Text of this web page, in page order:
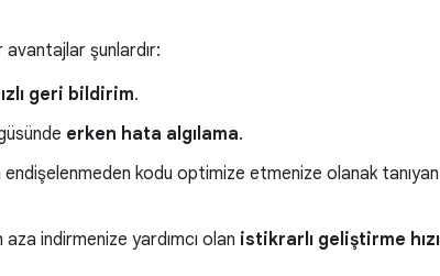
avantajlar şunlardır:
geri bildirim.
erken hata algılama.
kodu optimize etmenize olanak tanıyan
indirmenize yardımcı olan istikrarlı geliştirme hızı